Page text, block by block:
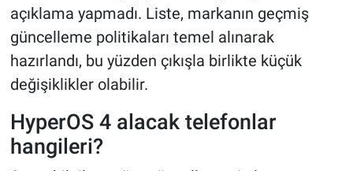
açıklama yapmadı. Liste, markanın geçmiş
güncelleme politikaları temel alınarak
hazırlandı, bu yüzden çıkışla birlikte küçük
değişiklikler olabilir.
HyperOS 4 alacak telefonlar
hangileri?